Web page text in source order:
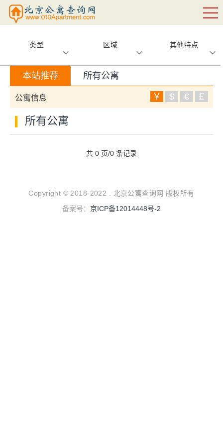
类型 区域 其他特点
本站推荐 所有公寓
公寓信息 ￥ $ € ￡
所有公寓
共 0 页/0 条记录
Copyright © 2018-2022 . 北京公寓查询网 版权所有
备案号： 京ICP备12014448号-2